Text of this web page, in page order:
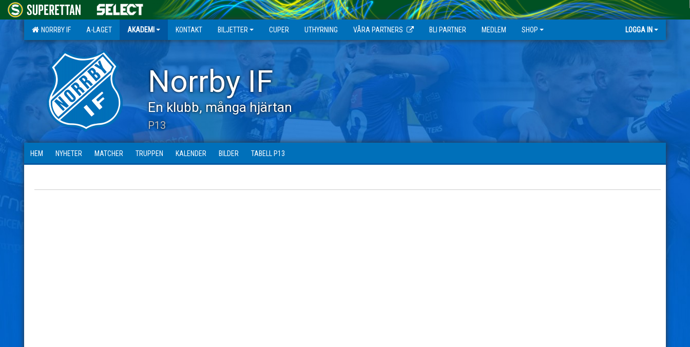
NORRBY IF A-LAGET AKADEMI KONTAKT BILJETTER CUPER UTHYRNING VÅRA PARTNERS BLI PARTNER MEDLEM SHOP LOGGA IN
Norrby IF
En klubb, många hjärtan
P13
HEM NYHETER MATCHER TRUPPEN KALENDER BILDER TABELL P13